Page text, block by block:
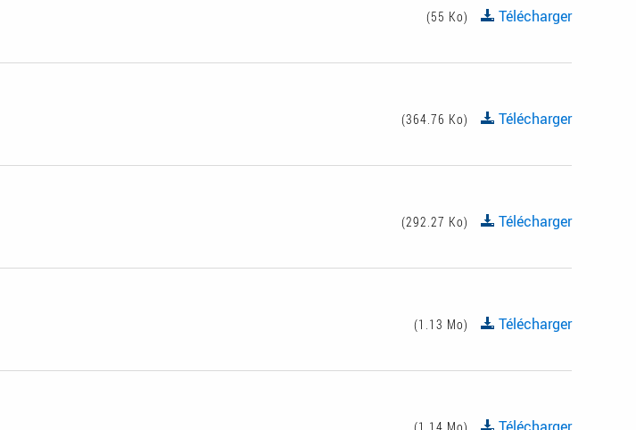
(55 Ko)
Télécharger
(364.76 Ko)
Télécharger
(292.27 Ko)
Télécharger
(1.13 Mo)
Télécharger